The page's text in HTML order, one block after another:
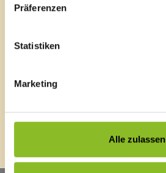
Präferenzen
Statistiken
Marketing
Alle zulassen
Bürgermeldungen
News Archiv
Energieeffiziente Gemeinde